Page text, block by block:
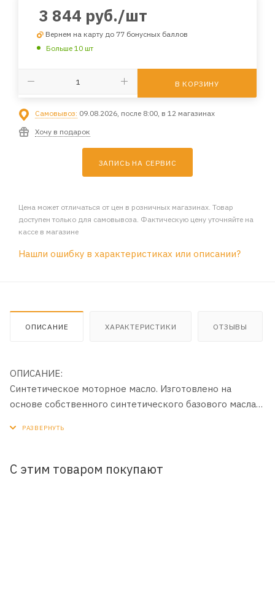
3 844 руб./шт
Вернем на карту до 77 бонусных баллов
Больше 10 шт
В КОРЗИНУ
Самовывоз: 09.08.2026, после 8:00, в 12 магазинах
Хочу в подарок
ЗАПИСЬ НА СЕРВИС
Цена может отличаться от цен в розничных магазинах. Товар
доступен только для самовывоза. Фактическую цену уточняйте на
кассе в магазине
Нашли ошибку в характеристиках или описании?
ОПИСАНИЕ ХАРАКТЕРИСТИКИ ОТЗЫВЫ
ОПИСАНИЕ:
Синтетическое моторное масло. Изготовлено на
основе собственного синтетического базового масла
С этим товаром покупают